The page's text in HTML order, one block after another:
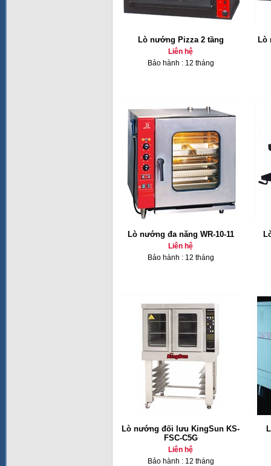
Lò nướng Pizza 2 tầng
Liên hệ
Bảo hành : 12 tháng
Lò
Lò nướng đa năng WR-10-11
Liên hệ
Bảo hành : 12 tháng
Lò nướng đối lưu KingSun KS-
FSC-C5G
Liên hệ
Bảo hành : 12 tháng